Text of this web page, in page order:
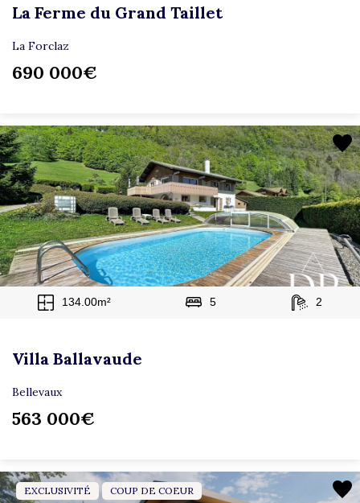
La Ferme du Grand Taillet
La Forclaz
690 000€
134.00m² 5 2
Villa Ballavaude
Bellevaux
563 000€
EXCLUSIVITÉ COUP DE COEUR